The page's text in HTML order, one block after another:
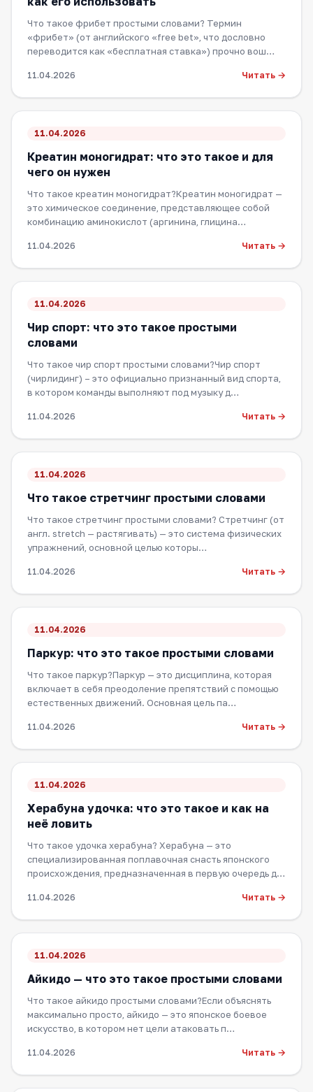
Что такое фрибет простыми словами? Термин
«фрибет» (от английского «free bet», что дословно
переводится как «бесплатная ставка») прочно вош…
11.04.2026 Читать →
11.04.2026
Креатин моногидрат: что это такое и для
чего он нужен
Что такое креатин моногидрат?Креатин моногидрат —
это химическое соединение, представляющее собой
комбинацию аминокислот (аргинина, глицина…
11.04.2026 Читать →
11.04.2026
Чир спорт: что это такое простыми
словами
Что такое чир спорт простыми словами?Чир спорт
(чирлидинг) – это официально признанный вид спорта,
в котором команды выполняют под музыку д…
11.04.2026 Читать →
11.04.2026
Что такое стретчинг простыми словами
Что такое стретчинг простыми словами? Стретчинг (от
англ. stretch — растягивать) — это система физических
упражнений, основной целью которы…
11.04.2026 Читать →
11.04.2026
Паркур: что это такое простыми словами
Что такое паркур?Паркур — это дисциплина, которая
включает в себя преодоление препятствий с помощью
естественных движений. Основная цель па…
11.04.2026 Читать →
11.04.2026
Херабуна удочка: что это такое и как на
неё ловить
Что такое удочка херабуна? Херабуна — это
специализированная поплавочная снасть японского
происхождения, предназначенная в первую очередь д…
11.04.2026 Читать →
11.04.2026
Айкидо — что это такое простыми словами
Что такое айкидо простыми словами?Если объяснять
максимально просто, айкидо — это японское боевое
искусство, в котором нет цели атаковать п…
11.04.2026 Читать →